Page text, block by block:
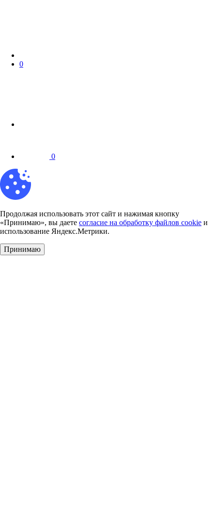
0
0
Продолжая использовать этот сайт и нажимая кнопку
«Принимаю», вы даете согласие на обработку файлов cookie и
использование Яндекс.Метрики.
Принимаю